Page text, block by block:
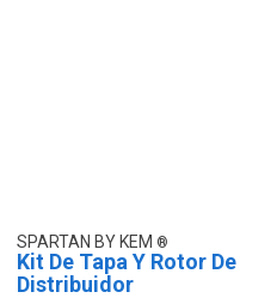
SPARTAN BY KEM
Kit De Tapa Y Rotor De
Distribuidor